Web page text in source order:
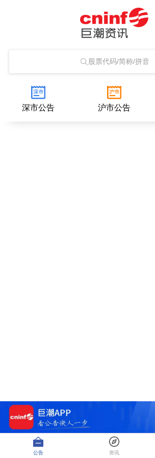
股票代码/简称/拼音
深市公告 沪市公告
公告 资讯